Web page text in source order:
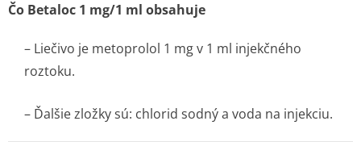
Čo Betaloc 1 mg/1 ml obsahuje
– Liečivo je metoprolol 1 mg v 1 ml injekčného
roztoku.
– Ďalšie zložky sú: chlorid sodný a voda na injekciu.